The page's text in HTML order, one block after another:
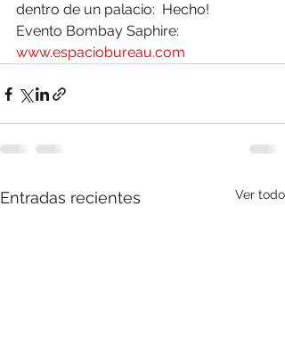
dentro de un palacio:  Hecho!
Evento Bombay Saphire:
www.espaciobureau.com
Entradas recientes Ver todo